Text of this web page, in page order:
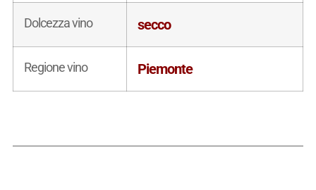
Dolcezza vino secco
Regione vino Piemonte